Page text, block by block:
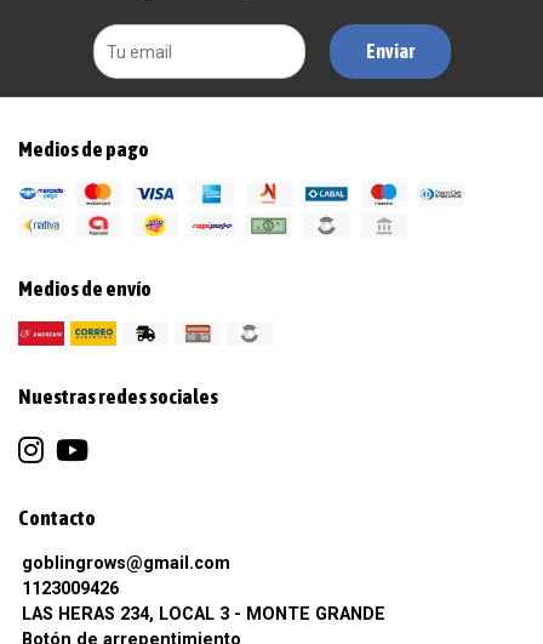
Enviar
Medios de pago
Medios de envío
Nuestras redes sociales
Contacto
goblingrows@gmail.com
1123009426
LAS HERAS 234, LOCAL 3 - MONTE GRANDE
Botón de arrepentimiento